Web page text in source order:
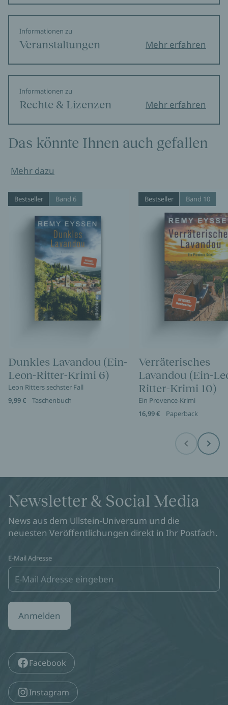
Informationen zu
Veranstaltungen Mehr erfahren
Informationen zu
Rechte & Lizenzen Mehr erfahren
Das könnte Ihnen auch gefallen
Mehr dazu
Bestseller Band 6
Dunkles Lavandou (Ein-
Leon-Ritter-Krimi 6)
Leon Ritters sechster Fall
9,99 €
Taschenbuch
Bestseller Band 10
Verräterisches
Lavandou (Ein-
Ritter-Krimi 10)
Ein Provence-Krimi
16,99 €
Paperback
Before Next
Newsletter & Social Media
News aus dem Ullstein-Universum und die
neuesten Veröffentlichungen direkt in Ihr Postfach.
E-Mail Adresse
Anmelden
Facebook
Instagram